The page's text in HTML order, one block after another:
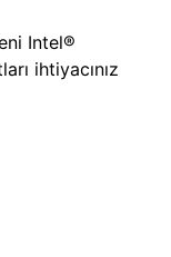
Intel®
ihtiyacınız